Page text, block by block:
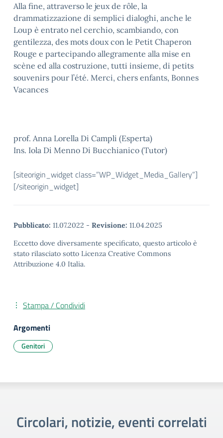
Alla fine, attraverso le jeux de rôle, la
drammatizzazione di semplici dialoghi, anche le
Loup è entrato nel cerchio, scambiando, con
gentilezza, des mots doux con le Petit Chaperon
Rouge e partecipando allegramente alla mise en
scène ed alla costruzione, tutti insieme, di petits
souvenirs pour l’été. Merci, chers enfants, Bonnes
Vacances
prof. Anna Lorella Di Campli (Esperta)
Ins. Iola Di Menno Di Bucchianico (Tutor)
[siteorigin_widget class=”WP_Widget_Media_Gallery”]
[/siteorigin_widget]
Pubblicato: 11.07.2022 - Revisione: 11.04.2025
Eccetto dove diversamente specificato, questo articolo è
stato rilasciato sotto Licenza Creative Commons
Attribuzione 4.0 Italia.
Stampa / Condividi
Argomenti
Genitori
Circolari, notizie, eventi correlati